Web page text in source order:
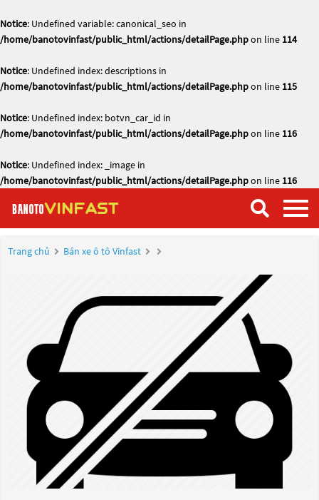
Notice: Undefined variable: canonical_seo in
/home/banotovinfast/public_html/actions/detailPage.phpon line 114
Notice: Undefined index: descriptions in
/home/banotovinfast/public_html/actions/detailPage.phpon line 115
Notice: Undefined index: botvn_car_id in
/home/banotovinfast/public_html/actions/detailPage.phpon line 116
Notice: Undefined index: _image in
/home/banotovinfast/public_html/actions/detailPage.phpon line 116
Trang chủ Bán xe ô tô Vinfast